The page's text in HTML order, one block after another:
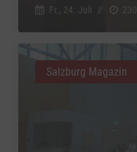
Fr., 24. Juli // 230
Salzburg Magazin